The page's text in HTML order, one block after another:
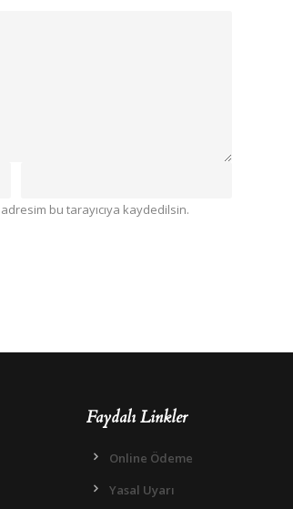
bu tarayıcıya kaydedilsin.
Faydalı Linkler
Online Ödeme
Yasal Uyarı